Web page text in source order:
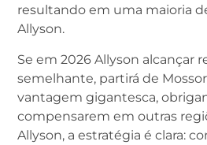
resultando em uma maioria
Allyson.
Se em 2026 Allyson alcançar
semelhante, partirá de
vantagem gigantesca,
compensarem em outras
Allyson, a estratégia é clara: